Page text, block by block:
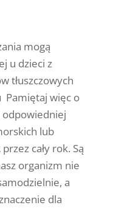
mogą
u dzieci z
tłuszczowych
Pamiętaj więc o
odpowiedniej
lub
cały rok. Są
organizm nie
a
dla